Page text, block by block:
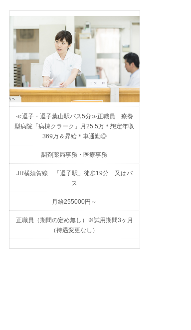
≪逗子・逗子葉山駅バス5分≫正職員 療養
型病院「病棟クラーク」月25.5万＊想定年収
369万＆昇給＊車通勤◎
調剤薬局事務・医療事務
JR横須賀線 「逗子駅」徒歩19分 又はバ
ス
月給255000円～
正職員（期間の定め無し）※試用期間3ヶ月
（待遇変更なし）